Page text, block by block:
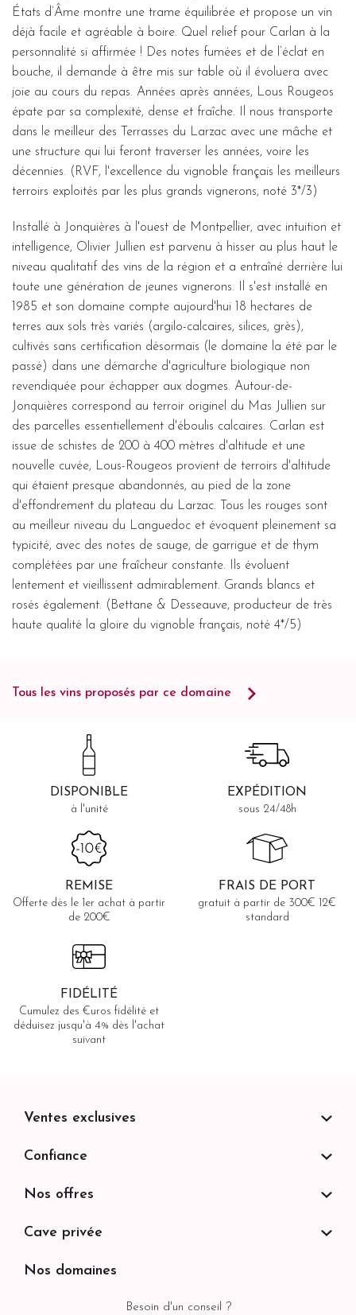
États d’Âme montre une trame équilibrée et propose un vin
déjà facile et agréable à boire. Quel relief pour Carlan à la
personnalité si affirmée ! Des notes fumées et de l’éclat en
bouche, il demande à être mis sur table où il évoluera avec
joie au cours du repas. Années après années, Lous Rougeos
épate par sa complexité, dense et fraîche. Il nous transporte
dans le meilleur des Terrasses du Larzac avec une mâche et
une structure qui lui feront traverser les années, voire les
décennies. (RVF, l'excellence du vignoble français les meilleurs
terroirs exploités par les plus grands vignerons, noté 3*/3)
Installé à Jonquières à l'ouest de Montpellier, avec intuition et
intelligence, Olivier Jullien est parvenu à hisser au plus haut le
niveau qualitatif des vins de la région et a entraîné derrière lui
toute une génération de jeunes vignerons. Il s'est installé en
1985 et son domaine compte aujourd'hui 18 hectares de
terres aux sols très variés (argilo-calcaires, silices, grès),
cultivés sans certification désormais (le domaine la été par le
passé) dans une démarche d'agriculture biologique non
revendiquée pour échapper aux dogmes. Autour-de-
Jonquières correspond au terroir originel du Mas Jullien sur
des parcelles essentiellement d'éboulis calcaires. Carlan est
issue de schistes de 200 à 400 mètres d'altitude et une
nouvelle cuvée, Lous-Rougeos provient de terroirs d'altitude
qui étaient presque abandonnés, au pied de la zone
d'effondrement du plateau du Larzac. Tous les rouges sont
au meilleur niveau du Languedoc et évoquent pleinement sa
typicité, avec des notes de sauge, de garrigue et de thym
complétées par une fraîcheur constante. Ils évoluent
lentement et vieillissent admirablement. Grands blancs et
rosés également. (Bettane & Desseauve, producteur de très
haute qualité la gloire du vignoble français, noté 4*/5)
Tous les vins proposés par ce domaine
DISPONIBLE
à l'unité
EXPÉDITION
sous 24/48h
REMISE
Offerte dès le 1er achat à partir
de 200€
FRAIS DE PORT
gratuit à partir de 300€ 12€
standard
FIDÉLITÉ
Cumulez des €uros fidélité et
déduisez jusqu'à 4% dès l'achat
suivant
Besoin d'un conseil ?
Ventes exclusives
Confiance
Nos offres
Cave privée
Nos domaines